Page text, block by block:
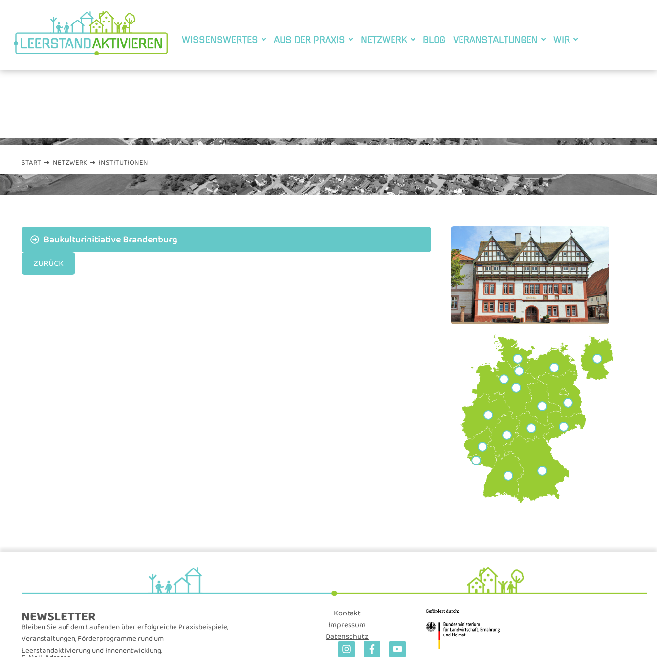
WISSENSWERTES AUS DER PRAXIS NETZWERK BLOG VERANSTALTUNGEN WIR
START ➔ NETZWERK ➔ INSTITUTIONEN
BRANDENBURG
Baukulturinitiative Brandenburg
ZURÜCK
NEWSLETTER
Bleiben Sie auf dem Laufenden über erfolgreiche Praxisbeispiele,
Veranstaltungen, Förderprogramme rund um
Leerstandaktivierung und Innenentwicklung.
Kontakt
Impressum
Datenschutz